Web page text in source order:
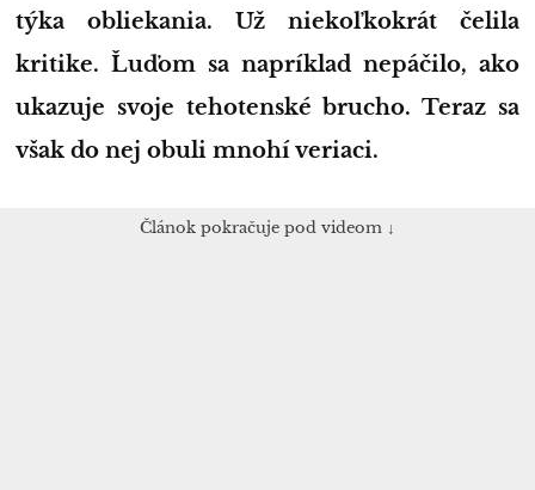
týka obliekania. Už niekoľkokrát čelila
kritike. Ľuďom sa napríklad nepáčilo, ako
ukazuje svoje tehotenské brucho. Teraz sa
však do nej obuli mnohí veriaci.
Článok pokračuje pod videom ↓